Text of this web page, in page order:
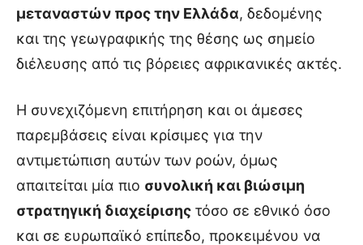
μεταναστών προς την Ελλάδα, δεδομένης
και της γεωγραφικής της θέσης ως σημείο
διέλευσης από τις βόρειες αφρικανικές ακτές.
Η συνεχιζόμενη επιτήρηση και οι άμεσες
παρεμβάσεις είναι κρίσιμες για την
αντιμετώπιση αυτών των ροών, όμως
απαιτείται μία πιο συνολική και βιώσιμη
στρατηγική διαχείρισης τόσο σε εθνικό όσο
και σε ευρωπαϊκό επίπεδο, προκειμένου να